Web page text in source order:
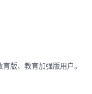
版、教育加强版用户。